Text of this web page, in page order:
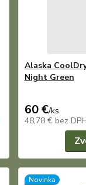
Alaska
Night Green
60 €/ks
48,78 € bez DPH
Novinka